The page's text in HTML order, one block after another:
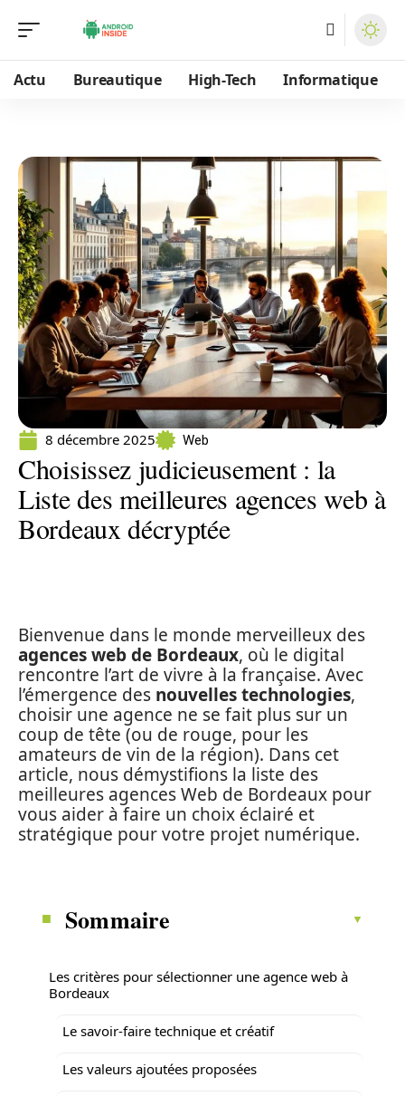
Actu Bureautique High-Tech Informatique
8 décembre 2025 Web
Choisissez judicieusement : la
Liste des meilleures agences web à
Bordeaux décryptée
Bienvenue dans le monde merveilleux des
agences web de Bordeaux, où le digital
rencontre l’art de vivre à la française. Avec
l’émergence des nouvelles technologies,
choisir une agence ne se fait plus sur un
coup de tête (ou de rouge, pour les
amateurs de vin de la région). Dans cet
article, nous démystifions la liste des
meilleures agences Web de Bordeaux pour
vous aider à faire un choix éclairé et
stratégique pour votre projet numérique.
Sommaire
Les critères pour sélectionner une agence web à
Bordeaux
Le savoir-faire technique et créatif
Les valeurs ajoutées proposées